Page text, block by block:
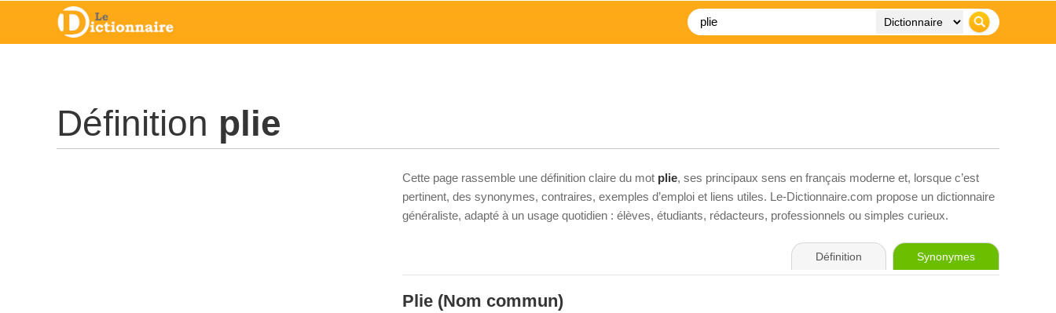
Définition plie
Cette page rassemble une définition claire du mot plie, ses principaux sens en français moderne et, lorsque c’est
pertinent, des synonymes, contraires, exemples d’emploi et liens utiles. Le-Dictionnaire.com propose un dictionnaire
généraliste, adapté à un usage quotidien : élèves, étudiants, rédacteurs, professionnels ou simples curieux.
Définition Synonymes
Plie (Nom commun)